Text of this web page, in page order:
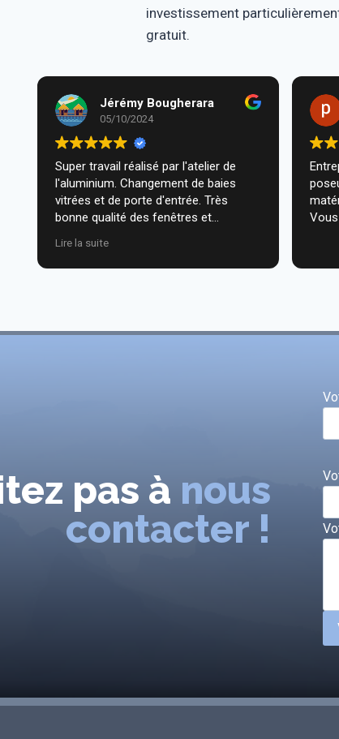
investissement
gratuit.
Jérémy Bougherara
05/10/2024
Super travail réalisé par l'atelier de
l'aluminium. Changement de baies
vitrées et de porte d'entrée. Très
bonne qualité des fenêtres et
nous. Je recommande vivement.
Lire la suite
pas à nous
contacter !